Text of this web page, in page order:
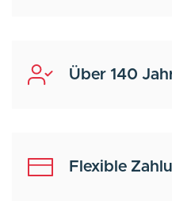
Über 140
Flexible